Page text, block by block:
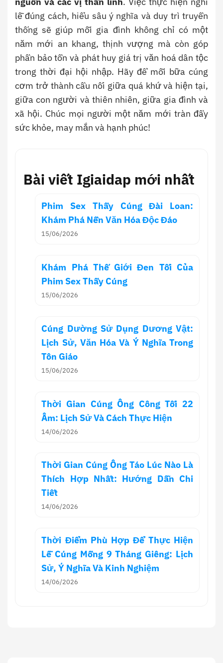
lễ đúng cách, hiểu sâu ý nghĩa và duy trì truyền
thống sẽ giúp mỗi gia đình không chỉ có một
năm mới an khang, thịnh vượng mà còn góp
phần bảo tồn và phát huy giá trị văn hoá dân tộc
trong thời đại hội nhập. Hãy để mỗi bữa cúng
cơm trở thành cầu nối giữa quá khứ và hiện tại,
giữa con người và thiên nhiên, giữa gia đình và
xã hội. Chúc mọi người một năm mới tràn đầy
sức khỏe, may mắn và hạnh phúc!
Bài viết Igiaidap mới nhất
Phim Sex Thầy Cúng Đài Loan:
Khám Phá Nền Văn Hóa Độc Đáo
15/06/2026
Khám Phá Thế Giới Đen Tối Của
Phim Sex Thầy Cúng
15/06/2026
Cúng Dường Sử Dụng Dương Vật:
Lịch Sử, Văn Hóa Và Ý Nghĩa Trong
Tôn Giáo
15/06/2026
Thời Gian Cúng Ông Công Tối 22
Âm: Lịch Sử Và Cách Thực Hiện
14/06/2026
Thời Gian Cúng Ông Táo Lúc Nào Là
Thích Hợp Nhất: Hướng Dẫn Chi
Tiết
14/06/2026
Thời Điểm Phù Hợp Để Thực Hiện
Lễ Cúng Mồng 9 Tháng Giêng: Lịch
Sử, Ý Nghĩa Và Kinh Nghiệm
14/06/2026